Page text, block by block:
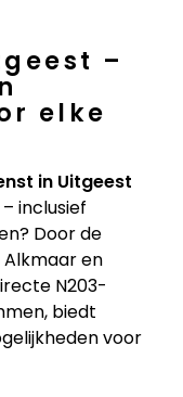
–
elke
in Uitgeest
inclusief
Door de
Alkmaar en
N203-
biedt
voor